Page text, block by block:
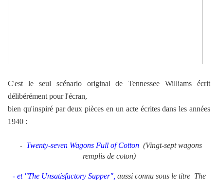
C'est le seul scénario original de Tennessee Williams écrit
délibérément pour l'écran,
bien qu'inspiré par deux pièces en un acte écrites dans les années
1940 :
- Twenty-seven Wagons Full of Cotton (Vingt-sept wagons
remplis de coton)
- et "The Unsatisfactory Supper", aussi connu sous le titre The